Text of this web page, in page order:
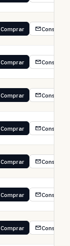
Comprar Consultar
Comprar Consultar
Comprar Consultar
Comprar Consultar
Comprar Consultar
Comprar Consultar
Comprar Consultar